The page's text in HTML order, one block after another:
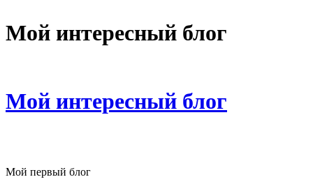
Мой интересный блог
Мой интересный блог
Мой первый блог